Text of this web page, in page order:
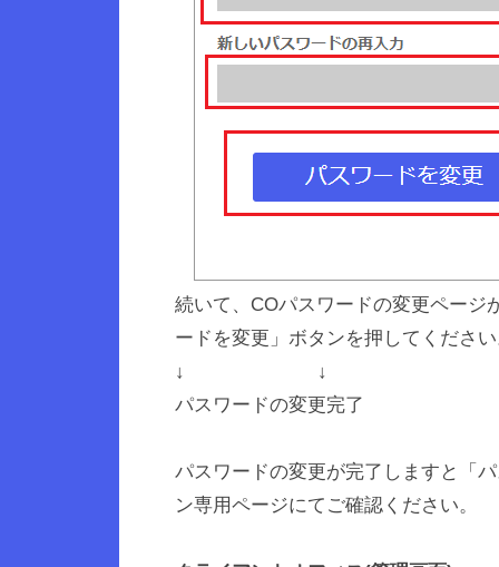
続いて、COパスワードの変更ページ
ードを変更」ボタンを押してくださ
↓ ↓
パスワードの変更完了
パスワードの変更が完了しますと「
ン専用ページにてご確認ください。